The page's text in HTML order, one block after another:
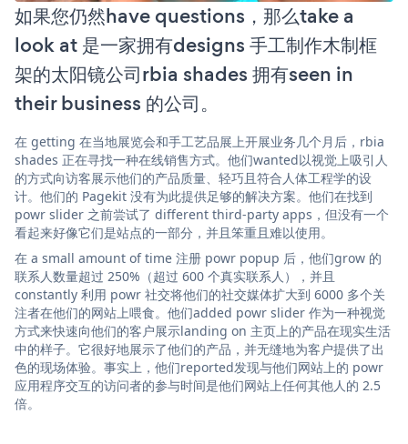
如果您仍然have questions，那么take a
look at 是一家拥有designs 手工制作木制框
架的太阳镜公司rbia shades 拥有seen in
their business 的公司。
在 getting 在当地展览会和手工艺品展上开展业务几个月后，rbia
shades 正在寻找一种在线销售方式。他们wanted以视觉上吸引人
的方式向访客展示他们的产品质量、轻巧且符合人体工程学的设
计。他们的 Pagekit 没有为此提供足够的解决方案。他们在找到
powr slider 之前尝试了 different third-party apps，但没有一个
看起来好像它们是站点的一部分，并且笨重且难以使用。
在 a small amount of time 注册 powr popup 后，他们grow 的
联系人数量超过 250%（超过 600 个真实联系人），并且
constantly 利用 powr 社交将他们的社交媒体扩大到 6000 多个关
注者在他们的网站上喂食。他们added powr slider 作为一种视觉
方式来快速向他们的客户展示landing on 主页上的产品在现实生活
中的样子。它很好地展示了他们的产品，并无缝地为客户提供了出
色的现场体验。事实上，他们reported发现与他们网站上的 powr
应用程序交互的访问者的参与时间是他们网站上任何其他人的 2.5
倍。